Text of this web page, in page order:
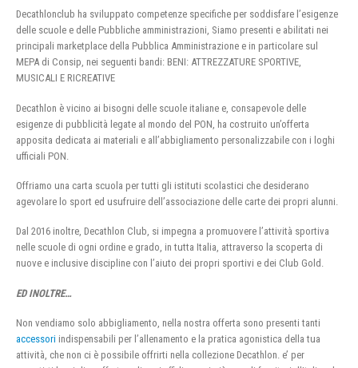
Decathlonclub ha sviluppato competenze specifiche per soddisfare l’esigenze
delle scuole e delle Pubbliche amministrazioni, Siamo presenti e abilitati nei
principali marketplace della Pubblica Amministrazione e in particolare sul
MEPA di Consip, nei seguenti bandi: BENI: ATTREZZATURE SPORTIVE,
MUSICALI E RICREATIVE
Decathlon è vicino ai bisogni delle scuole italiane e, consapevole delle
esigenze di pubblicità legate al mondo del PON, ha costruito un’offerta
apposita dedicata ai materiali e all’abbigliamento personalizzabile con i loghi
ufficiali PON.
Offriamo una carta scuola per tutti gli istituti scolastici che desiderano
agevolare lo sport ed usufruire dell’associazione delle carte dei propri alunni.
Dal 2016 inoltre, Decathlon Club, si impegna a promuovere l’attività sportiva
nelle scuole di ogni ordine e grado, in tutta Italia, attraverso la scoperta di
nuove e inclusive discipline con l’aiuto dei propri sportivi e dei Club Gold.
ED INOLTRE…
Non vendiamo solo abbigliamento, nella nostra offerta sono presenti tanti
accessori indispensabili per l’allenamento e la pratica agonistica della tua
attività, che non ci è possibile offrirti nella collezione Decathlon. e’ per